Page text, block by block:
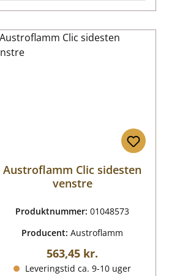
Austroflamm Clic sidesten
venstre
Produktnummer:01048573
Producent:Austroflamm
Almindelig pris:
563,45 kr.
Leveringstid ca. 9-10 uger